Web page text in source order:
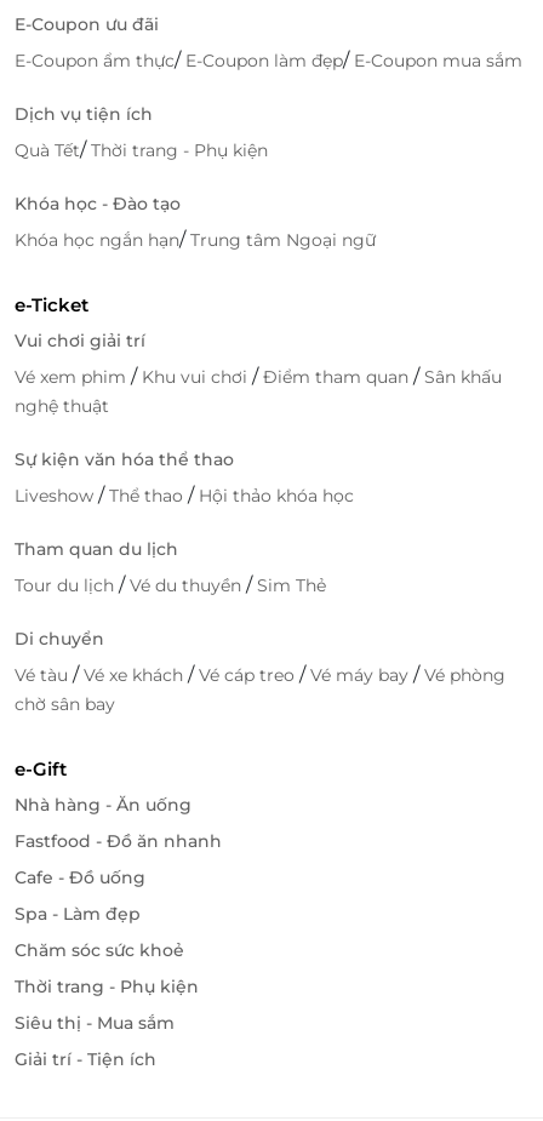
E-Coupon ưu đãi
E-Coupon ẩm thực/ E-Coupon làm đẹp/ E-Coupon mua sắm
Dịch vụ tiện ích
Quà Tết/Thời trang - Phụ kiện
Khóa học - Đào tạo
Khóa học ngắn hạn/Trung tâm Ngoại ngữ
e-Ticket
Vui chơi giải trí
Vé xem phim / Khu vui chơi /Điểm tham quan /Sân khấu
nghệ thuật
Sự kiện văn hóa thể thao
Liveshow /Thể thao / Hội thảo khóa học
Tham quan du lịch
Tour du lịch /Vé du thuyền /Sim Thẻ
Di chuyển
Vé tàu /Vé xe khách /Vé cáp treo /Vé máy bay /Vé phòng
chờ sân bay
e-Gift
Nhà hàng - Ăn uống
Fastfood - Đồ ăn nhanh
Cafe - Đồ uống
Spa - Làm đẹp
Chăm sóc sức khoẻ
Thời trang - Phụ kiện
Siêu thị - Mua sắm
Giải trí - Tiện ích